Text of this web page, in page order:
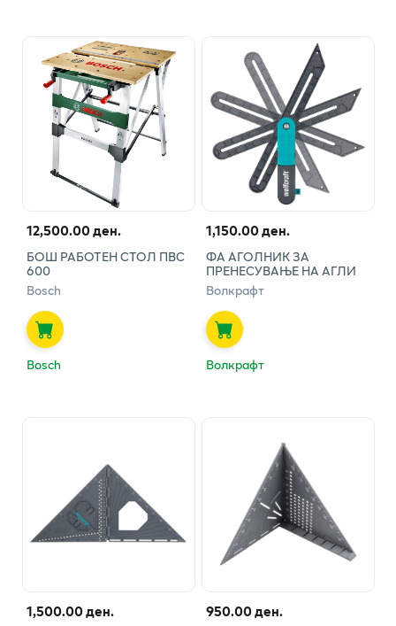
12,500.00 ден.
БОШ РАБОТЕН СТОЛ ПВС
600
Bosch
Bosch
1,150.00 ден.
ФА АГОЛНИК ЗА
ПРЕНЕСУВАЊЕ НА АГЛИ
Волкрафт
Волкрафт
1,500.00 ден. 950.00 ден.